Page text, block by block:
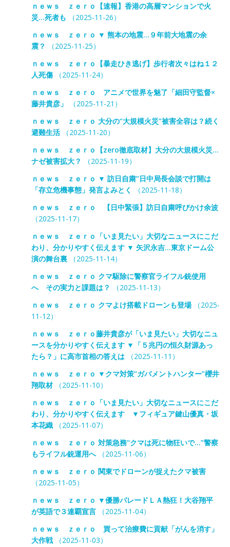
ｎｅｗｓ ｚｅｒｏ【速報】香港の高層マンションで火
災…死者も （2025-11-26）
ｎｅｗｓ ｚｅｒｏ ▼ 熊本の地震…９年前大地震の余
震？
（2025-11-25）
ｎｅｗｓ ｚｅｒｏ【暴走ひき逃げ】歩行者次々はね１２
人死傷（2025-11-24）
ｎｅｗｓ ｚｅｒｏ アニメで世界を魅了「細田守監督×
藤井貴彦」
（2025-11-21）
ｎｅｗｓ ｚｅｒｏ 大分の“大規模火災”被害全容は？続く
避難生活（2025-11-20）
ｎｅｗｓ ｚｅｒｏ【zero徹底取材】大分の大規模火災…
ナゼ被害拡大？
（2025-11-19）
ｎｅｗｓ ｚｅｒｏ ▼ 訪日自粛”日中局長会談で打開は
「存立危機事態」発言よみとく
（2025-11-18）
ｎｅｗｓ ｚｅｒｏ 【日中緊張】訪日自粛呼びかけ余波
（2025-11-17）
ｎｅｗｓ ｚｅｒｏ「いま見たい」大切なニュースにこだ
わり、分かりやすく伝えます ▼ 矢沢永吉…東京ドーム公
演の舞台裏（2025-11-14）
ｎｅｗｓ ｚｅｒｏ クマ駆除に警察官ライフル銃使用
へ その実力と課題は？
（2025-11-13）
ｎｅｗｓ ｚｅｒｏ クマよけ搭載ドローンも登場（2025-
11-12）
ｎｅｗｓ ｚｅｒｏ藤井貴彦が「いま見たい」大切なニュ
ースを分かりやすく伝えます ▼「５兆円の恒久財源あっ
たら？」に高市首相の答えは（2025-11-11）
ｎｅｗｓ ｚｅｒｏ ▼クマ対策“ガバメントハンター”櫻井
翔取材（2025-11-10）
ｎｅｗｓ ｚｅｒｏ「いま見たい」大切なニュースにこだ
わり、分かりやすく伝えます ▼フィギュア鍵山優真・坂
本花織（2025-11-07）
ｎｅｗｓ ｚｅｒｏ 対策急務“クマは死に物狂いで…”警察
もライフル銃運用へ（2025-11-06）
ｎｅｗｓ ｚｅｒｏ 関東でドローンが捉えたクマ被害
（2025-11-05）
ｎｅｗｓ ｚｅｒｏ ▼優勝パレードＬＡ熱狂！大谷翔平
が英語で３連覇宣言（2025-11-04）
ｎｅｗｓ ｚｅｒｏ 買って治療費に貢献「がんを消す」
大作戦（2025-11-03）